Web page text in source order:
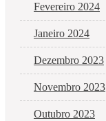
Fevereiro 2024
Janeiro 2024
Dezembro 2023
Novembro 2023
Outubro 2023